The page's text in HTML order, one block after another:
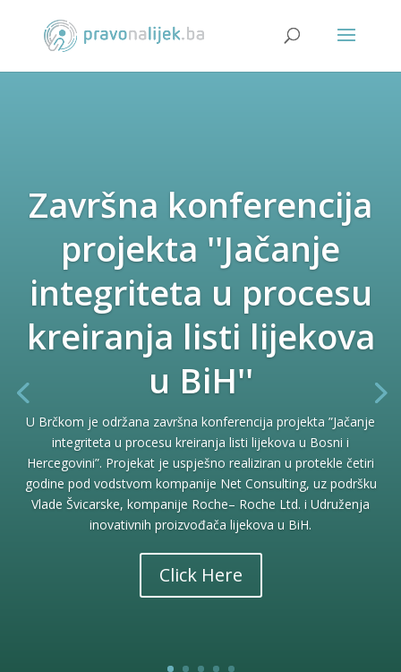
Završna konferencija
projekta ''Jačanje
integriteta u procesu
kreiranja listi lijekova
u BiH''
U Brčkom je održana završna konferencija projekta ”Jačanje
integriteta u procesu kreiranja listi lijekova u Bosni i
Hercegovini”. Projekat je uspješno realiziran u protekle četiri
godine pod vodstvom kompanije Net Consulting, uz podršku
Vlade Švicarske, kompanije Roche– Roche Ltd. i Udruženja
inovativnih proizvođača lijekova u BiH.
Click Here